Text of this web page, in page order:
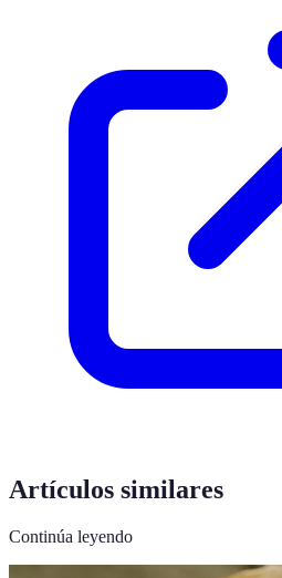
Artículos similares
Continúa leyendo